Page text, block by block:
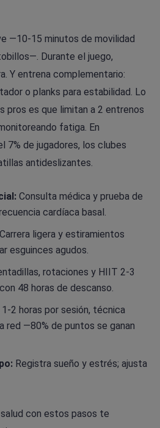
—10-15 minutos de movilidad
Durante el juego,
Y entrena complementario:
o planks para estabilidad. Lo
pros es que limitan a 2 entrenos
fatiga. En
7% de jugadores, los clubes
antideslizantes.
Consulta médica y prueba de
cardíaca basal.
Carrera ligera y estiramientos
esguinces agudos.
rotaciones y HIIT 2-3
48 horas de descanso.
1-2 horas por sesión, técnica
red —80% de puntos se ganan
Registra sueño y estrés; ajusta
con estos pasos te